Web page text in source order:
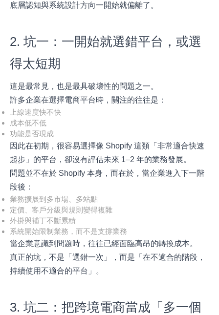
底層認知與系統設計方向一開始就偏離了。
2. 坑一：一開始就選錯平台，或選
得太短期
這是最常見，也是最具破壞性的問題之一。
許多企業在選擇電商平台時，關注的往往是：
上線速度快不快
成本低不低
功能是否現成
因此在初期，很容易選擇像 Shopify 這類「非常適合快速
起步」的平台，卻沒有評估未來 1–2 年的業務發展。
問題並不在於 Shopify 本身，而在於，當企業進入下一階
段後：
業務擴展到多市場、多站點
定價、客戶分級與規則變得複雜
外掛與補丁不斷累積
系統開始限制業務，而不是支撐業務
當企業意識到問題時，往往已經面臨高昂的轉換成本。
真正的坑，不是「選錯一次」，而是「在不適合的階段，
持續使用不適合的平台」。
3. 坑二：把跨境電商當成「多一個